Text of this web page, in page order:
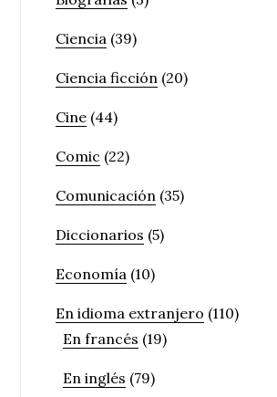
Ciencia (39)
Ciencia ficción (20)
Cine (44)
Comic (22)
Comunicación (35)
Diccionarios (5)
Economía (10)
En idioma extranjero (110)
En francés (19)
En inglés (79)